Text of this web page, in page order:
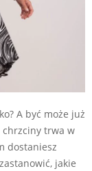
A być może już
chrzciny trwa w
dostaniesz
jakie